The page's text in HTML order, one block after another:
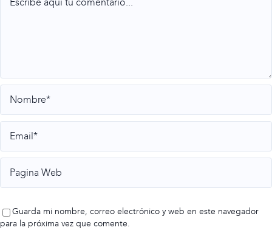
Guarda mi nombre, correo electrónico y web en este navegador
para la próxima vez que comente.